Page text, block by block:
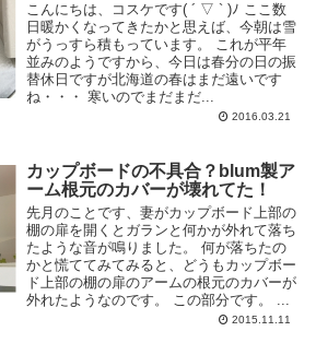
こんにちは、コスケです( ´ ▽ ` )ﾉ ここ数
日暖かくなってきたかと思えば、今朝は雪
がうっすら積もっています。 これが平年
並みのようですから、今日は春分の日の振
替休日ですが北海道の春はまだ遠いです
ね・・・ 寒いのでまだまだ...
2016.03.21
カップボードの不具合？blum製ア
ーム根元のカバーが壊れてた！
先月のことです、妻がカップボード上部の
棚の扉を開くとガランと何かが外れて落ち
たような音が鳴りました。 何が落ちたの
かと慌ててみてみると、どうもカップボー
ド上部の棚の扉のアームの根元のカバーが
外れたようなのです。 この部分です。 ...
2015.11.11